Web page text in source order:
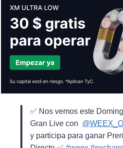
✅ Nos vemos este
Gran Live con ⁨
y participa para ganar